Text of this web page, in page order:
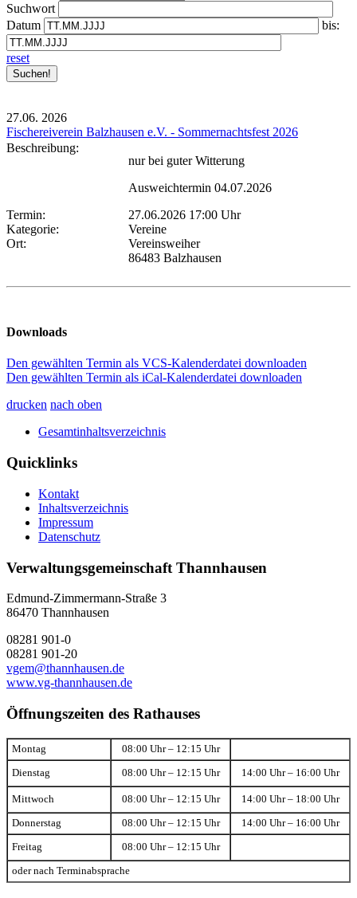
Suchwort
Datum
bis:
reset
27.06. 2026
Fischereiverein Balzhausen e.V. - Sommernachtsfest 2026
Beschreibung:
nur bei guter Witterung
Ausweichtermin 04.07.2026
Termin:
27.06.2026 17:00 Uhr
Kategorie:
Vereine
Ort:
Vereinsweiher
86483 Balzhausen
Downloads
Den gewählten Termin als VCS-Kalenderdatei downloaden
Den gewählten Termin als iCal-Kalenderdatei downloaden
drucken nach oben
Gesamtinhaltsverzeichnis
Quicklinks
Kontakt
Inhaltsverzeichnis
Impressum
Datenschutz
Verwaltungsgemeinschaft Thannhausen
Edmund-Zimmermann-Straße 3
86470 Thannhausen
08281 901-0
08281 901-20
vgem@thannhausen.de
www.vg-thannhausen.de
Öffnungszeiten des Rathauses
Montag 08:00 Uhr – 12:15 Uhr
Dienstag 08:00 Uhr – 12:15 Uhr 14:00 Uhr – 16:00 Uhr
Mittwoch 08:00 Uhr – 12:15 Uhr 14:00 Uhr – 18:00 Uhr
Donnerstag 08:00 Uhr – 12:15 Uhr 14:00 Uhr – 16:00 Uhr
Freitag 08:00 Uhr – 12:15 Uhr
oder nach Terminabsprache